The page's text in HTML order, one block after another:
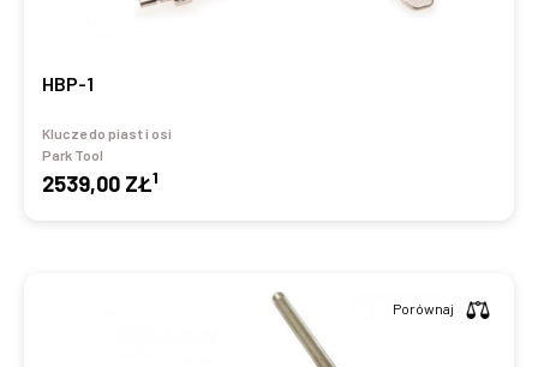
HBP-1
Klucze do piast i osi
Park Tool
2539,00 ZŁ1
Porównaj